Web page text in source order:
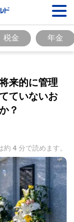
税金 年金
来的に管理
ていないお
？
約 4 分で読めます。